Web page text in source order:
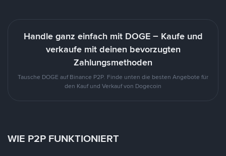
Handle ganz einfach mit DOGE – Kaufe und
verkaufe mit deinen bevorzugten
Zahlungsmethoden
Tausche DOGE auf Binance P2P. Finde unten die besten Angebote für
den Kauf und Verkauf von Dogecoin
WIE P2P FUNKTIONIERT